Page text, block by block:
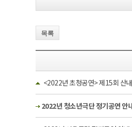
목록
<2022년 초청공연> 제15회 산
2022년 청소년극단 정기공연 안